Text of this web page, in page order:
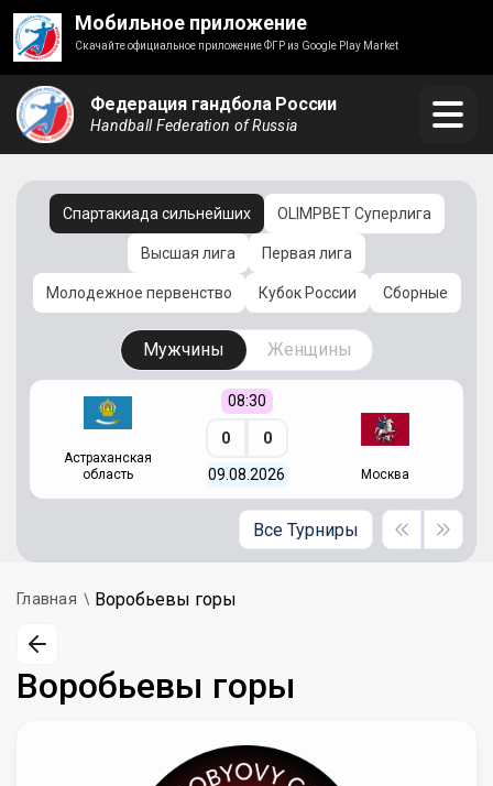
Мобильное приложение
Скачайте официальное приложение ФГР из Google Play Market
Федерация гандбола России
Handball Federation of Russia
Спартакиада сильнейших OLIMPBET Суперлига
Высшая лига Первая лига
Молодежное первенство Кубок России Сборные
Мужчины Женщины
Астраханская
область
08:30
0 0
09.08.2026 Москва
Все Турниры
Главная Воробьевы горы
Воробьевы горы